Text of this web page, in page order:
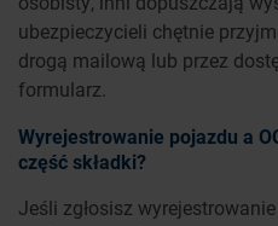
ubezpieczycieli chętnie
drogą mailową lub przez
formularz.
Wyrejestrowanie pojazdu a
część składki?
Jeśli zgłosisz